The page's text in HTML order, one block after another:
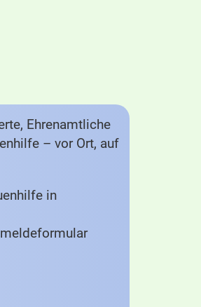
Ehrenamtliche
– vor Ort, auf
in